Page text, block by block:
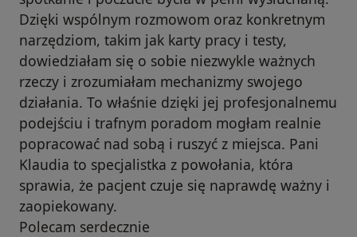
Dzięki wspólnym rozmowom oraz konkretnym
narzędziom, takim jak karty pracy i testy,
dowiedziałam się o sobie niezwykle ważnych
rzeczy i zrozumiałam mechanizmy swojego
działania. To właśnie dzięki jej profesjonalnemu
podejściu i trafnym poradom mogłam realnie
popracować nad sobą i ruszyć z miejsca. Pani
Klaudia to specjalistka z powołania, która
sprawia, że pacjent czuje się naprawdę ważny i
zaopiekowany.
Polecam serdecznie